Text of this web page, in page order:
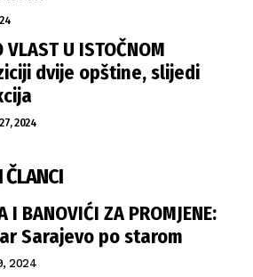
VLAST U ISTOČNOM
dvije opštine, slijedi
2024
ČLANCI
I BANOVIĆI ZA PROMJENE:
Sarajevo po starom
2024